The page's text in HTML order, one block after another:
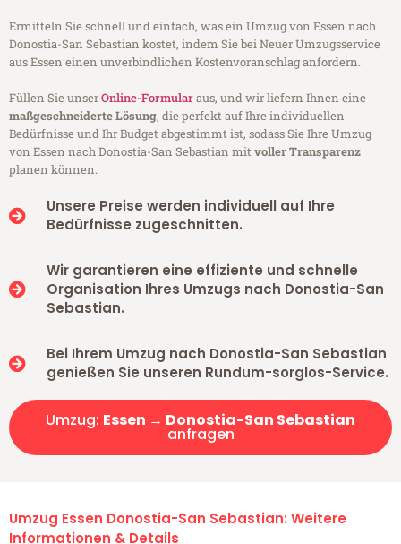
Ermitteln Sie schnell und einfach, was ein Umzug von Essen nach
Donostia-San Sebastian kostet, indem Sie bei Neuer Umzugsservice
aus Essen einen unverbindlichen Kostenvoranschlag anfordern.
Füllen Sie unserOnline-Formularaus, und wir liefern Ihnen eine
maßgeschneiderte Lösung, die perfekt auf Ihre individuellen
Bedürfnisse und Ihr Budget abgestimmt ist, sodass Sie Ihre Umzug
von Essen nach Donostia-San Sebastian mitvoller Transparenz
planen können.
Unsere Preise werden individuell auf Ihre
Bedürfnisse zugeschnitten.
Wir garantieren eine effiziente und schnelle
Organisation Ihres Umzugs nach Donostia-San
Sebastian.
Bei Ihrem Umzug nach Donostia-San Sebastian
genießen Sie unseren Rundum-sorglos-Service.
Umzug: Essen → Donostia-San Sebastian
anfragen
Umzug Essen Donostia-San Sebastian: Weitere
Informationen & Details